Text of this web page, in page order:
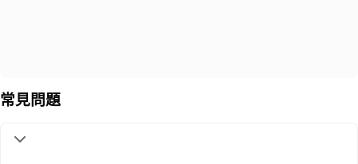
常見問題